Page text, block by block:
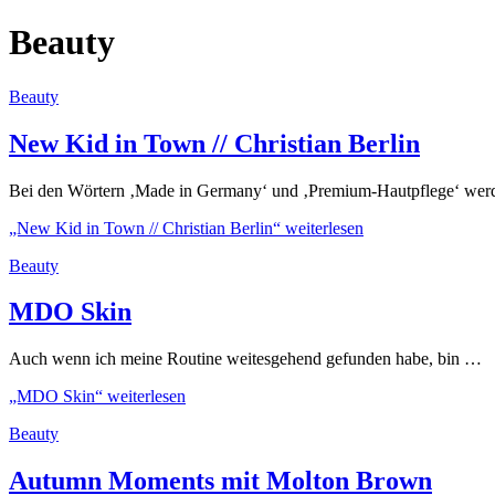
Beauty
Beauty
New Kid in Town // Christian Berlin
Bei den Wörtern ‚Made in Germany‘ und ‚Premium-Hautpflege‘
„New Kid in Town // Christian Berlin“ weiterlesen
Beauty
MDO Skin
Auch wenn ich meine Routine weitesgehend gefunden habe, bin …
„MDO Skin“ weiterlesen
Beauty
Autumn Moments mit Molton Brown